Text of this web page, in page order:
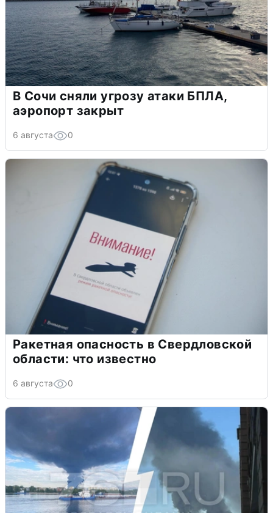
В Сочи сняли угрозу атаки БПЛА,
аэропорт закрыт
6 августа 0
Ракетная опасность в Свердловской
области: что известно
6 августа 0